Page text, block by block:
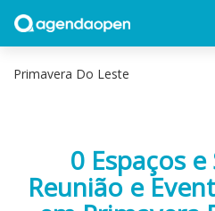
0 Espaços e
Reunião e